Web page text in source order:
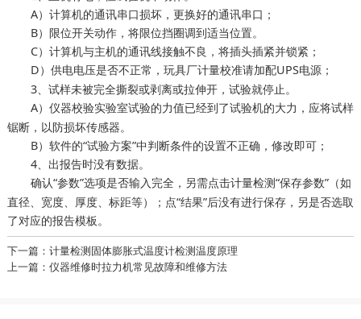
A）计算机的通讯串口损坏，更换好的通讯串口；
B）限位开关动作，将限位挡圈调到适当位置。
C）计算机与主机的通讯线接触不良，将插头插紧并锁紧；
D）供电电压是否不正常， 玩具厂计量校准请加配UPS电源；
3、试样未被完全撕裂或剥离或拉伸开，试验就停止。
A） 仪器校验实验室试验的力值已经到了试验机的大力，应将试样
锯断，以防损坏传感器。
B）软件的“试验方案”中判断条件的设置不正确，修改即可；
4、出报告时没有数据。
确认“参数”选项是否输入完全，另需点击计量检测“保存参数”（如
直径、宽度、厚度、标距等）；点“结果”后没有进行保存，另是否选取
了对应的报告模板。
下一篇：计量检测固体膨胀式温度计检测温度原理
上一篇：仪器维修时拉力机常见故障和维修方法